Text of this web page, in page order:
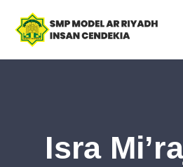
Isra